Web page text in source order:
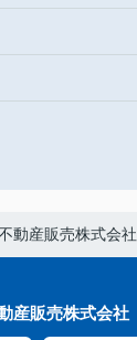
動産販売株式会社
産販売株式会社